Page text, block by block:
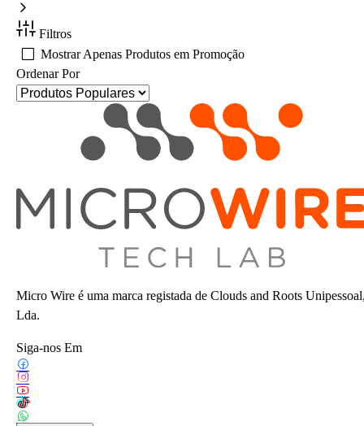
Filtros
Mostrar Apenas Produtos em Promoção
Ordenar Por
Micro Wire é uma marca registada de Clouds and Roots
Lda.
Siga-nos Em